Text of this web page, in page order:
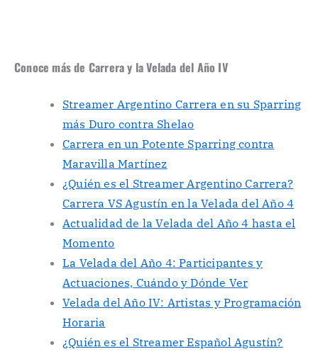
Conoce más de Carrera y la Velada del Año IV
Streamer Argentino Carrera en su Sparring
más Duro contra Shelao
Carrera en un Potente Sparring contra
Maravilla Martínez
¿Quién es el Streamer Argentino Carrera?
Carrera VS Agustín en la Velada del Año 4
Actualidad de la Velada del Año 4 hasta el
Momento
La Velada del Año 4: Participantes y
Actuaciones, Cuándo y Dónde Ver
Velada del Año IV: Artistas y Programación
Horaria
¿Quién es el Streamer Español Agustín?